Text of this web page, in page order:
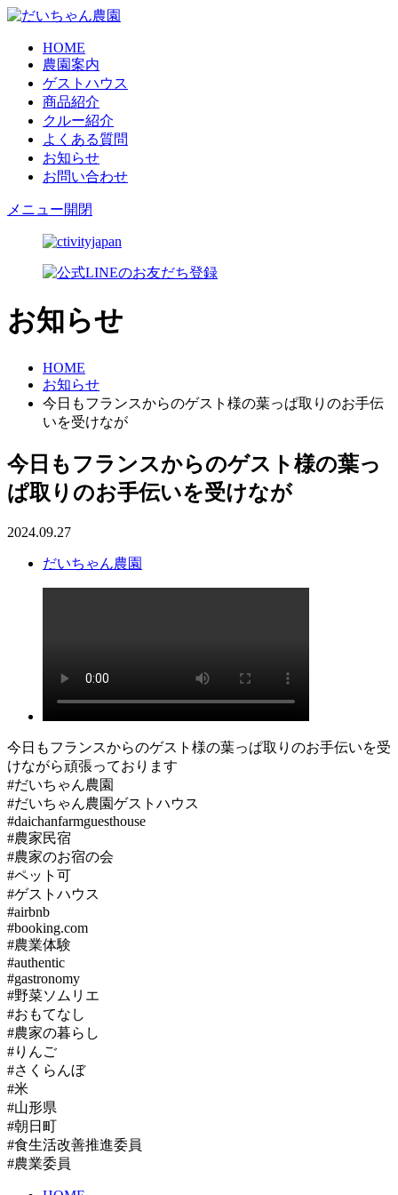
HOME
農園案内
ゲストハウス
商品紹介
クルー紹介
よくある質問
お知らせ
お問い合わせ
メニュー開閉
お知らせ
HOME
お知らせ
今日もフランスからのゲスト様の葉っぱ取りのお手伝
いを受けなが
今日もフランスからのゲスト様の葉っ
ぱ取りのお手伝いを受けなが
2024.09.27
だいちゃん農園
今日もフランスからのゲスト様の葉っぱ取りのお手伝いを受
けながら頑張っております
#だいちゃん農園
#だいちゃん農園ゲストハウス
#daichanfarmguesthouse
#農家民宿
#農家のお宿の会
#ペット可
#ゲストハウス
#airbnb
#booking.com
#農業体験
#authentic
#gastronomy
#野菜ソムリエ
#おもてなし
#農家の暮らし
#りんご
#さくらんぼ
#米
#山形県
#朝日町
#食生活改善推進委員
#農業委員